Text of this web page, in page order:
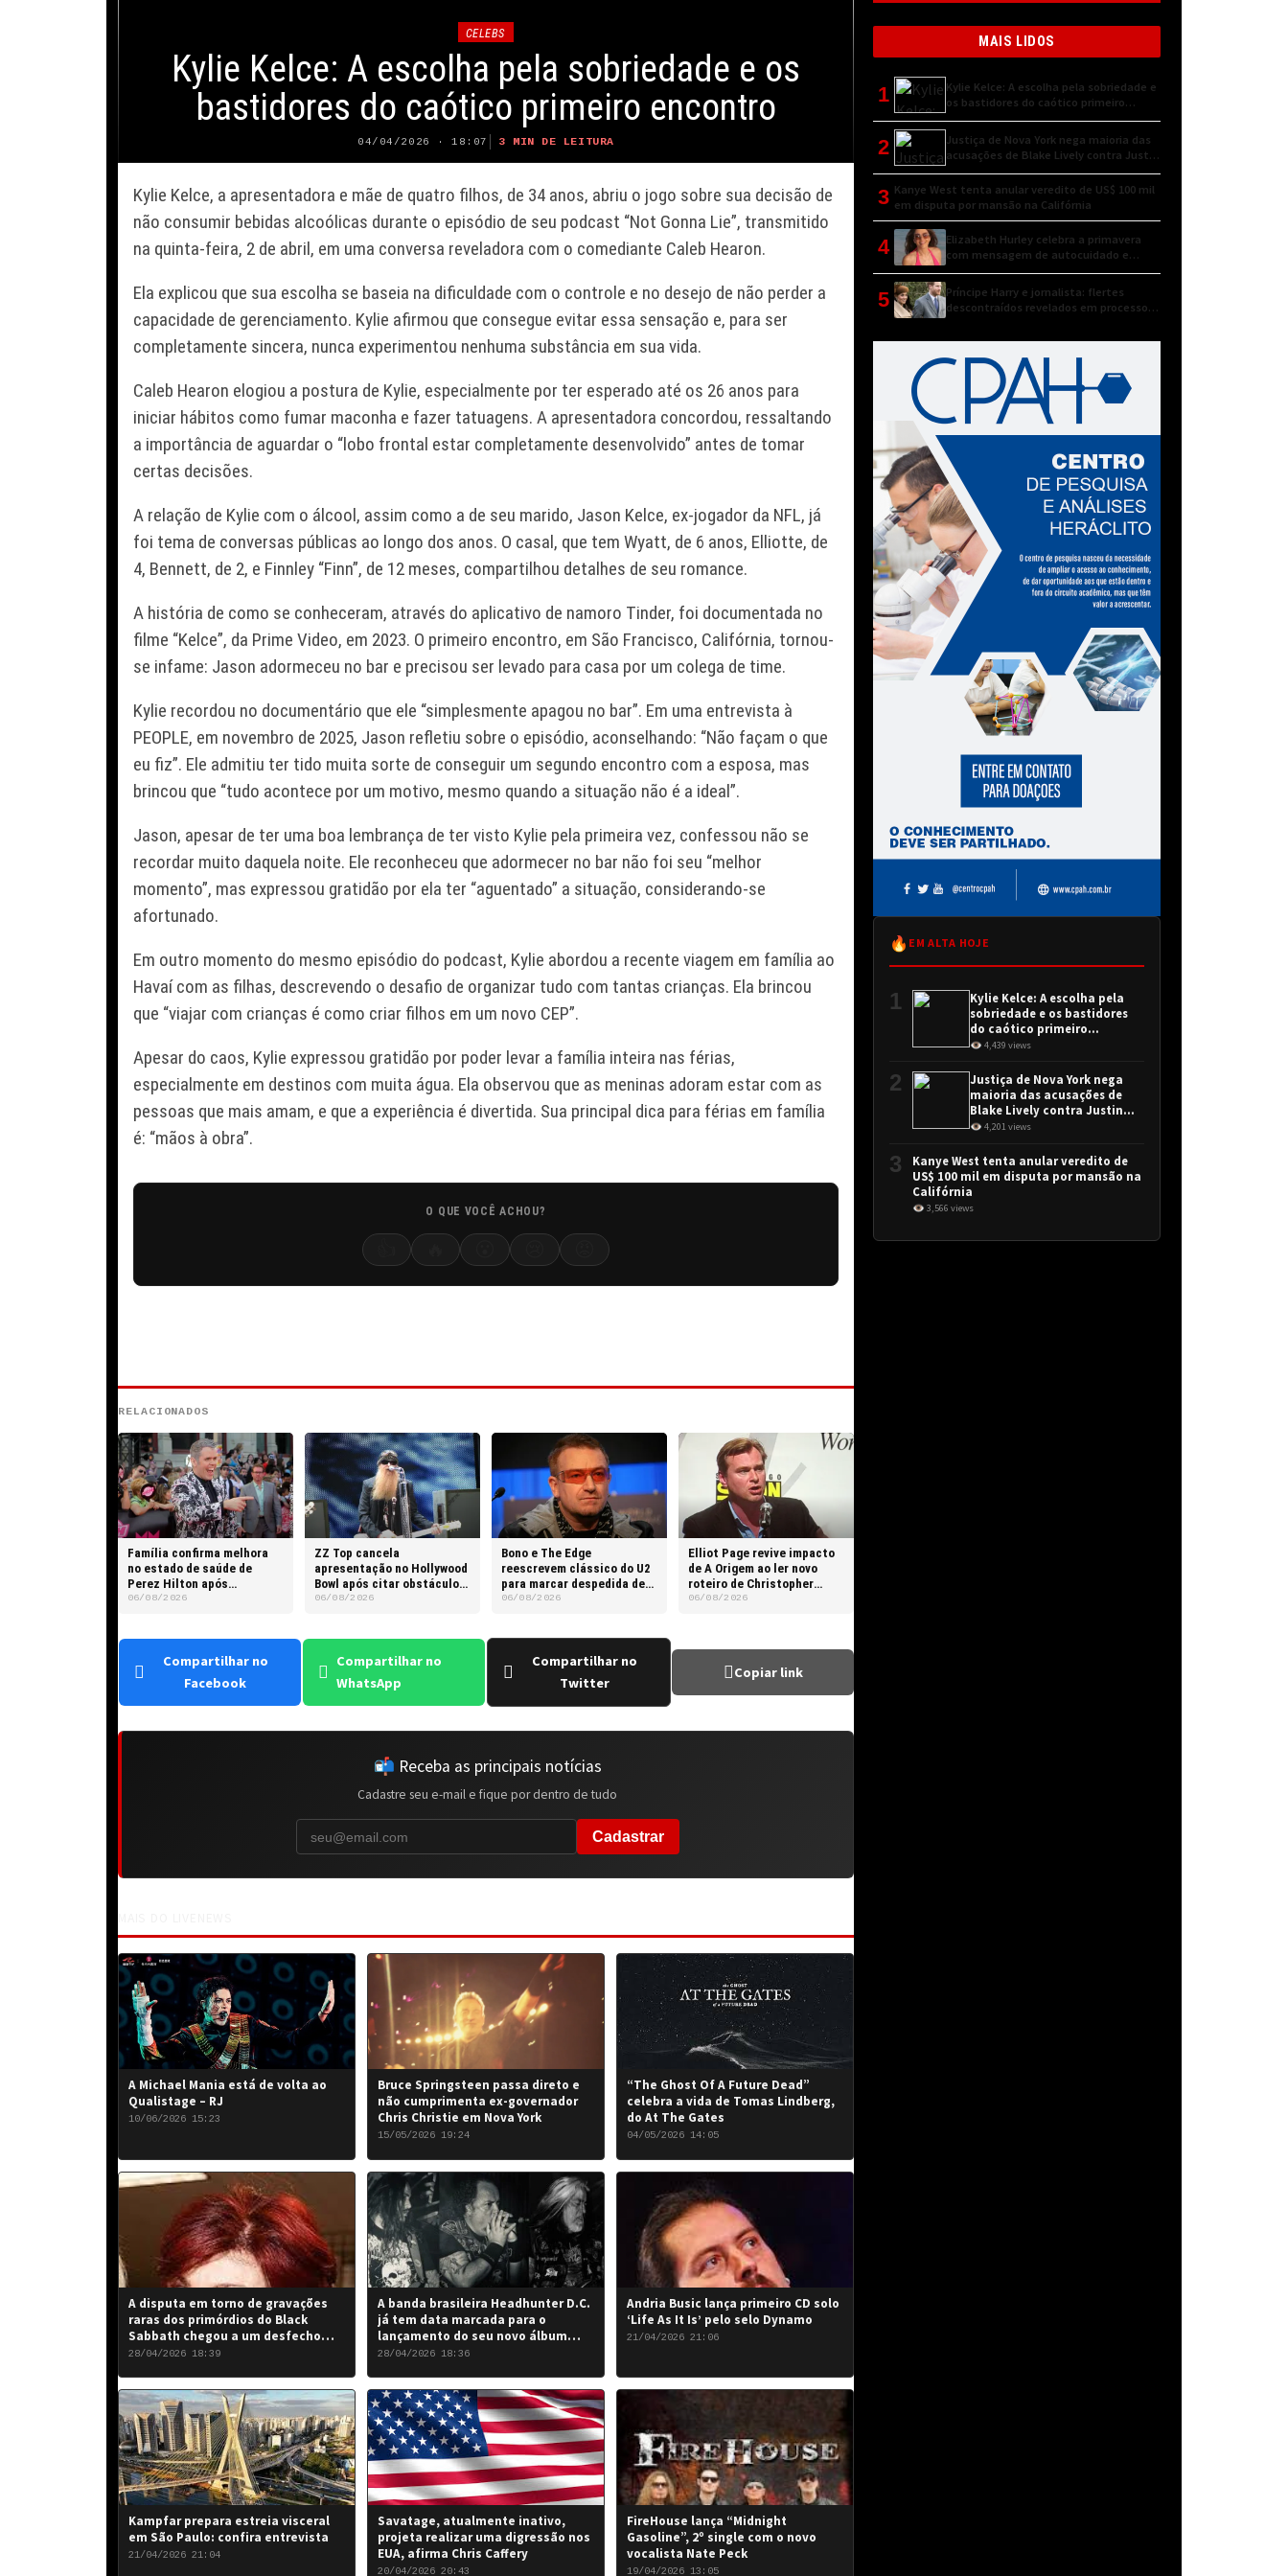
CELEBS
Kylie Kelce: A escolha pela sobriedade e os
bastidores do caótico primeiro encontro
04/04/2026 · 18:07 3 MIN DE LEITURA
Kylie Kelce, a apresentadora e mãe de quatro filhos, de 34 anos, abriu o jogo sobre sua decisão de
não consumir bebidas alcoólicas durante o episódio de seu podcast “Not Gonna Lie”, transmitido
na quinta-feira, 2 de abril, em uma conversa reveladora com o comediante Caleb Hearon.
Ela explicou que sua escolha se baseia na dificuldade com o controle e no desejo de não perder a
capacidade de gerenciamento. Kylie afirmou que consegue evitar essa sensação e, para ser
completamente sincera, nunca experimentou nenhuma substância em sua vida.
Caleb Hearon elogiou a postura de Kylie, especialmente por ter esperado até os 26 anos para
iniciar hábitos como fumar maconha e fazer tatuagens. A apresentadora concordou, ressaltando
a importância de aguardar o “lobo frontal estar completamente desenvolvido” antes de tomar
certas decisões.
A relação de Kylie com o álcool, assim como a de seu marido, Jason Kelce, ex-jogador da NFL, já
foi tema de conversas públicas ao longo dos anos. O casal, que tem Wyatt, de 6 anos, Elliotte, de
4, Bennett, de 2, e Finnley “Finn”, de 12 meses, compartilhou detalhes de seu romance.
A história de como se conheceram, através do aplicativo de namoro Tinder, foi documentada no
filme “Kelce”, da Prime Video, em 2023. O primeiro encontro, em São Francisco, Califórnia, tornou-
se infame: Jason adormeceu no bar e precisou ser levado para casa por um colega de time.
Kylie recordou no documentário que ele “simplesmente apagou no bar”. Em uma entrevista à
PEOPLE, em novembro de 2025, Jason refletiu sobre o episódio, aconselhando: “Não façam o que
eu fiz”. Ele admitiu ter tido muita sorte de conseguir um segundo encontro com a esposa, mas
brincou que “tudo acontece por um motivo, mesmo quando a situação não é a ideal”.
Jason, apesar de ter uma boa lembrança de ter visto Kylie pela primeira vez, confessou não se
recordar muito daquela noite. Ele reconheceu que adormecer no bar não foi seu “melhor
momento”, mas expressou gratidão por ela ter “aguentado” a situação, considerando-se
afortunado.
Em outro momento do mesmo episódio do podcast, Kylie abordou a recente viagem em família ao
Havaí com as filhas, descrevendo o desafio de organizar tudo com tantas crianças. Ela brincou
que “viajar com crianças é como criar filhos em um novo CEP”.
Apesar do caos, Kylie expressou gratidão por poder levar a família inteira nas férias,
especialmente em destinos com muita água. Ela observou que as meninas adoram estar com as
pessoas que mais amam, e que a experiência é divertida. Sua principal dica para férias em família
é: “mãos à obra”.
O QUE VOCÊ ACHOU?
RELACIONADOS
Família confirma melhora
no estado de saúde de
Perez Hilton após
transmissão ao vivo
06/08/2026
ZZ Top cancela
apresentação no Hollywood
Bowl após citar obstáculos
intransponíveis
06/08/2026
Bono e The Edge
reescrevem clássico do U2
para marcar despedida de
Glen Hansard
06/08/2026
Elliot Page revive impacto
de A Origem ao ler novo
roteiro de Christopher
Nolan
06/08/2026
Compartilhar no
Facebook
Compartilhar no
WhatsApp
Compartilhar no
Twitter
Copiar link
📬 Receba as principais notícias
Cadastre seu e-mail e fique por dentro de tudo
Cadastrar
A Michael Mania está de volta ao
Qualistage – RJ
10/06/2026 15:23
Bruce Springsteen passa direto e
não cumprimenta ex-governador
Chris Christie em Nova York
15/05/2026 19:24
“The Ghost Of A Future Dead”
celebra a vida de Tomas Lindberg,
do At The Gates
04/05/2026 14:05
A disputa em torno de gravações
raras dos primórdios do Black
Sabbath chegou a um desfecho
favorável para a banda.
28/04/2026 18:39
A banda brasileira Headhunter D.C.
já tem data marcada para o
lançamento do seu novo álbum
“Rise of the Damned…”: 6 de junho
28/04/2026 18:36
Andria Busic lança primeiro CD solo
‘Life As It Is’ pelo selo Dynamo
21/04/2026 21:06
Kampfar prepara estreia visceral
em São Paulo: confira entrevista
21/04/2026 21:04
Savatage, atualmente inativo,
projeta realizar uma digressão nos
EUA, afirma Chris Caffery
20/04/2026 20:43
FireHouse lança “Midnight
Gasoline”, 2º single com o novo
vocalista Nate Peck
19/04/2026 13:05
MAIS LIDOS
1
Kylie Kelce: A escolha pela sobriedade e
os bastidores do caótico primeiro
encontro
2
Justiça de Nova York nega maioria das
acusações de Blake Lively contra Justin
Baldoni
3 Kanye West tenta anular veredito de US$ 100 mil
em disputa por mansão na Califórnia
4
Elizabeth Hurley celebra a primavera
com mensagem de autocuidado e
conexão natural
5
Príncipe Harry e jornalista: flertes
descontraídos revelados em processo
🔥 EM ALTA HOJE
1
Kylie Kelce: A escolha pela
sobriedade e os bastidores
do caótico primeiro
encontro
👁 4,439 views
2
Justiça de Nova York nega
maioria das acusações de
Blake Lively contra Justin
Baldoni
👁 4,201 views
3
Kanye West tenta anular veredito de
US$ 100 mil em disputa por mansão na
Califórnia
👁 3,566 views